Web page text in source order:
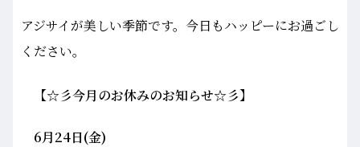
アジサイが美しい季節です。今日もハッピーにお過ごし
ください。
【☆彡今月のお休みのお知らせ☆彡】
6月24日(金)